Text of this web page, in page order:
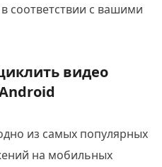
соответствии с вашими
видео
из самых популярных
на мобильных